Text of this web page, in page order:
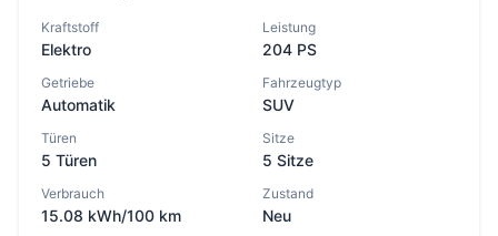
Kraftstoff
Elektro
Leistung
204 PS
Getriebe
Automatik
Fahrzeugtyp
SUV
Türen
5 Türen
Sitze
5 Sitze
Verbrauch
15.08 kWh/100 km
Zustand
Neu